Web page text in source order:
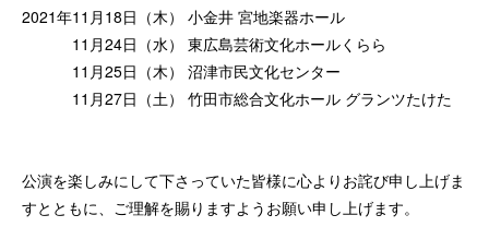
2021年11月18日（木） 小金井 宮地楽器ホール
11月24日（水） 東広島芸術文化ホールくらら
11月25日（木） 沼津市民文化センター
11月27日（土） 竹田市総合文化ホール グランツたけた
公演を楽しみにして下さっていた皆様に心よりお詫び申し上げま
すとともに、ご理解を賜りますようお願い申し上げます。